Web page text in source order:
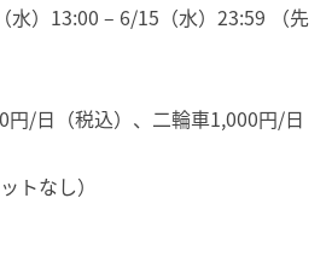
）13:00 – 6/15（水）23:59 （先
円/日（税込）、二輪車1,000円/日
トなし）